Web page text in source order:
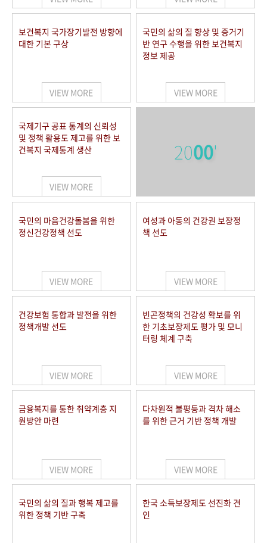
보건복지 국가장기발전 방향에
대한 기본 구상
VIEW MORE
국민의 삶의 질 향상 및 증거기
반 연구 수행을 위한 보건복지
정보 제공
VIEW MORE
국제기구 공표 통계의 신뢰성
및 정책 활용도 제고를 위한 보
건복지 국제통계 생산
VIEW MORE
2000'
국민의 마음건강돌봄을 위한
정신건강정책 선도
VIEW MORE
여성과 아동의 건강권 보장정
책 선도
VIEW MORE
건강보험 통합과 발전을 위한
정책개발 선도
VIEW MORE
빈곤정책의 건강성 확보를 위
한 기초보장제도 평가 및 모니
터링 체계 구축
VIEW MORE
금융복지를 통한 취약계층 지
원방안 마련
VIEW MORE
다차원적 불평등과 격차 해소
를 위한 근거 기반 정책 개발
VIEW MORE
국민의 삶의 질과 행복 제고를
위한 정책 기반 구축
한국 소득보장제도 선진화 견
인